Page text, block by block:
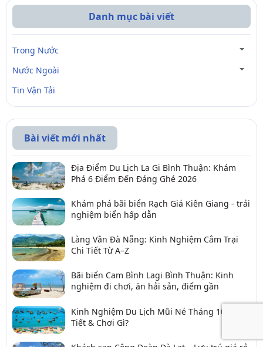
Danh mục bài viết
Trong Nước
Nước Ngoài
Tin Vận Tải
Bài viết mới nhất
Địa Điểm Du Lịch La Gi Bình Thuận: Khám
Phá 6 Điểm Đến Đáng Ghé 2026
Khám phá bãi biển Rạch Giá Kiên Giang - trải
nghiệm biển hấp dẫn
Làng Vân Đà Nẵng: Kinh Nghiệm Cắm Trại
Chi Tiết Từ A–Z
Bãi biển Cam Bình Lagi Bình Thuận: Kinh
nghiệm đi chơi, ăn hải sản, điểm gần
Kinh Nghiệm Du Lịch Mũi Né Tháng 10: Thời
Tiết & Chơi Gì?